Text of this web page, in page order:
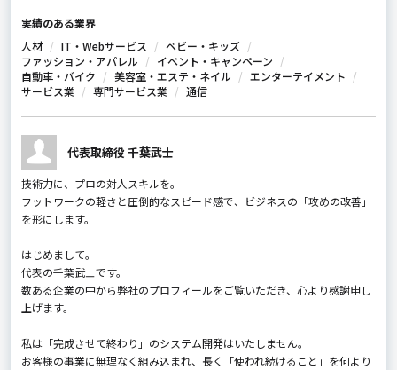
実績のある業界
人材
IT・Webサービス
ベビー・キッズ
ファッション・アパレル
イベント・キャンペーン
自動車・バイク
美容室・エステ・ネイル
エンターテイメント
サービス業
専門サービス業 通信
代表取締役 千葉武士
技術力に、プロの対人スキルを。
フットワークの軽さと圧倒的なスピード感で、ビジネスの「攻めの改善」
を形にします。
はじめまして。
代表の千葉武士です。
数ある企業の中から弊社のプロフィールをご覧いただき、心より感謝申し
上げます。
私は「完成させて終わり」のシステム開発はいたしません。
お客様の事業に無理なく組み込まれ、長く「使われ続けること」を何より